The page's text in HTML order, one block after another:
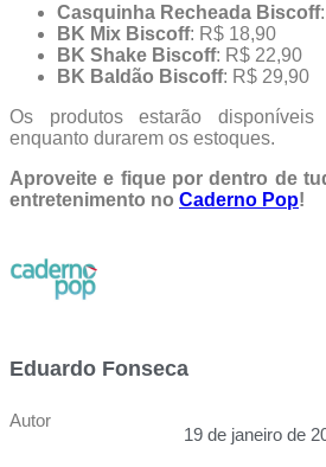
Casquinha Recheada Biscoff
BK Mix Biscoff: R$ 18,90
BK Shake Biscoff: R$ 22,90
BK Baldão Biscoff: R$ 29,90
Os produtos estarão
enquanto durarem os estoques.
Aproveite e fique por dentro de
entretenimento no Caderno Pop!
Eduardo Fonseca
Autor
19 de janeiro de